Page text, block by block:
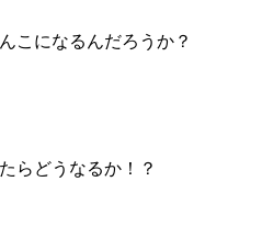
こになるんだろうか？
らどうなるか！？